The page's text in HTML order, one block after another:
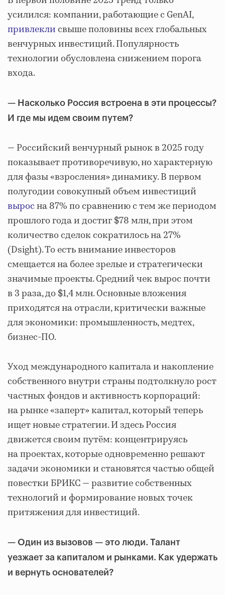
усилился: компании, работающие с GenAI,
привлеклисвыше половины всех глобальных
венчурных инвестиций. Популярность
технологии обусловлена снижением порога
входа.
— Насколько Россия встроена в эти процессы?
И где мы идем своим путем?
— Российский венчурный рынок в 2025 году
показывает противоречивую, но характерную
для фазы «взросления» динамику. В первом
полугодии совокупный объем инвестиций
выросна 87% по сравнению с тем же периодом
прошлого года и достиг $78 млн, при этом
количество сделок сократилось на 27%
(Dsight). То есть внимание инвесторов
смещается на более зрелые и стратегически
значимые проекты. Средний чек вырос почти
в 3 раза, до $1,4 млн. Основные вложения
приходятся на отрасли, критически важные
для экономики: промышленность, медтех,
бизнес-ПО.
Уход международного капитала и накопление
собственного внутри страны подтолкнуло рост
частных фондов и активность корпораций:
на рынке «заперт» капитал, который теперь
ищет новые стратегии. И здесь Россия
движется своим путём: концентрируясь
на проектах, которые одновременно решают
задачи экономики и становятся частью общей
повестки БРИКС — развитие собственных
технологий и формирование новых точек
притяжения для инвестиций.
— Один из вызовов — это люди. Талант
уезжает за капиталом и рынками. Как удержать
и вернуть основателей?